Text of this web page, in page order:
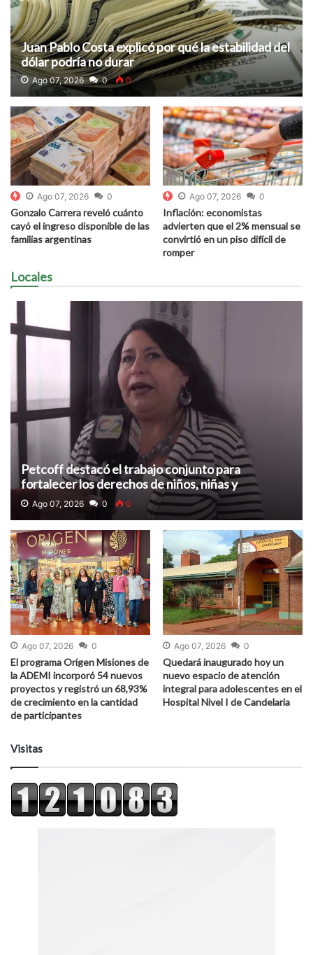
Juan Pablo Costa explicó por qué la estabilidad del
dólar podría no durar
Ago 07, 2026 0 0
Ago 07, 2026 0
Gonzalo Carrera reveló cuánto
cayó el ingreso disponible de las
familias argentinas
Ago 07, 2026 0
Inflación: economistas
advierten que el 2% mensual se
convirtió en un piso difícil de
romper
Locales
Petcoff destacó el trabajo conjunto para
fortalecer los derechos de niños, niñas y
adolescentes
Ago 07, 2026 0 0
Ago 07, 2026 0
El programa Origen Misiones de
la ADEMI incorporó 54 nuevos
proyectos y registró un 68,93%
de crecimiento en la cantidad
de participantes
Ago 07, 2026 0
Quedará inaugurado hoy un
nuevo espacio de atención
integral para adolescentes en el
Hospital Nivel I de Candelaria
Visitas